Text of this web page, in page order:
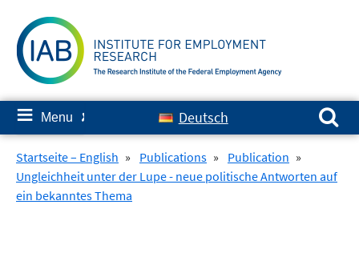
content
≡ Menu ✘ Deutsch
Search for:
Startseite – English » Publications » Publication »
Ungleichheit unter der Lupe - neue politische Antworten auf
ein bekanntes Thema